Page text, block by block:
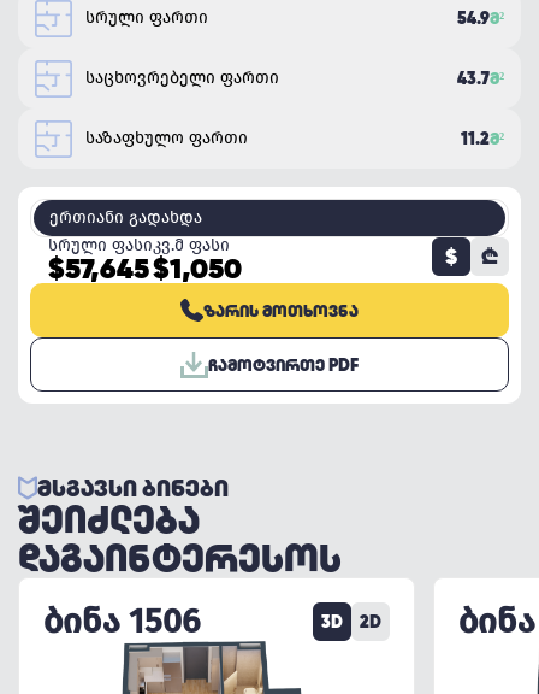
სრული ფართი 54.9Მ²
საცხოვრებელი ფართი 43.7Მ²
საზაფხულო ფართი 11.2Მ²
ერთიანი გადახდა
სრული ფასი
$57,645
კვ.მ ფასი
$1,050 $ ₾
ᲖᲐᲠᲘᲡ ᲛᲝᲗᲮᲝᲕᲜᲐ
ᲩᲐᲛᲝᲢᲕᲘᲠᲗᲔ PDF
ᲛᲡᲒᲐᲕᲡᲘ ᲑᲘᲜᲔᲑᲘ
ᲨᲔᲘᲫᲚᲔᲑᲐ
ᲓᲐᲒᲐᲘᲜᲢᲔᲠᲔᲡᲝᲡ
ᲑᲘᲜᲐ 1506 3D 2D ᲑᲘᲜᲐ